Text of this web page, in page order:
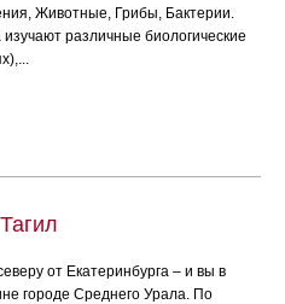
Животные, Грибы, Бактерии.
различные биологические
от Екатеринбурга – и вы в
городе Среднего Урала. По